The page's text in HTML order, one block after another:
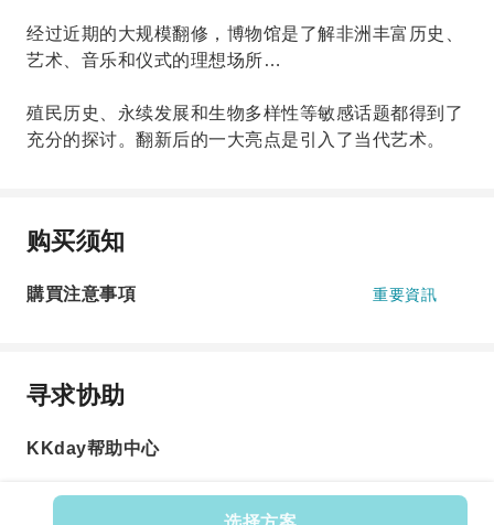
经过近期的大规模翻修，博物馆是了解非洲丰富历史、
艺术、音乐和仪式的理想场所…
殖民历史、永续发展和生物多样性等敏感话题都得到了
充分的探讨。翻新后的一大亮点是引入了当代艺术。
购买须知
購買注意事項 重要資訊
寻求协助
KKday帮助中心